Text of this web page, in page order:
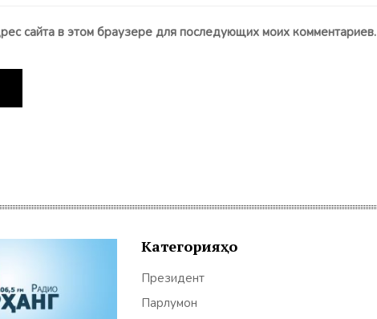
сайта в этом браузере для последующих моих комментариев.
Категорияҳо
Президент
Парлумон